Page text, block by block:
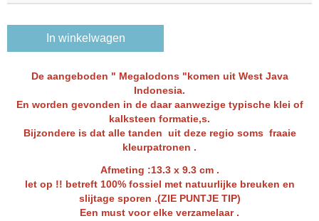
In winkelwagen
De aangeboden " Megalodons "komen uit West Java
Indonesia.
En worden gevonden in de daar aanwezige typische klei of
kalksteen formatie,s.
Bijzondere is dat alle tanden uit deze regio soms fraaie
kleurpatronen .
Afmeting :13.3 x 9.3 cm .
let op !! betreft 100% fossiel met natuurlijke breuken en
slijtage sporen .(ZIE PUNTJE TIP)
Een must voor elke verzamelaar .